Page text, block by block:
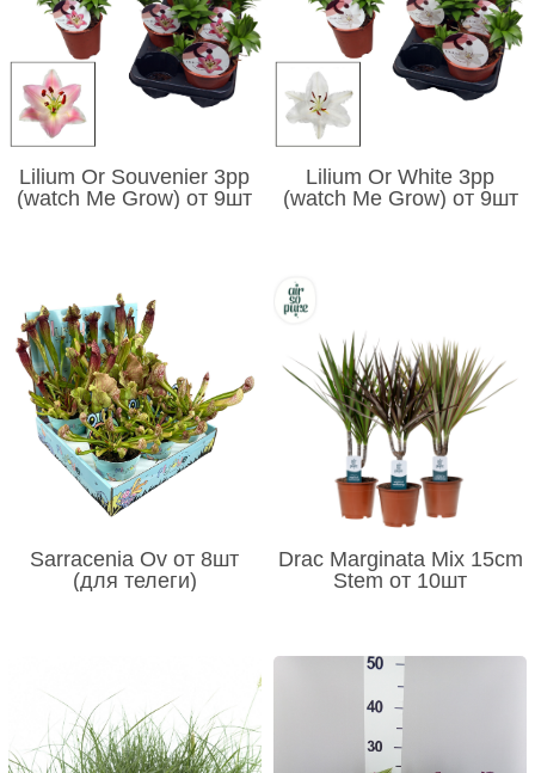
Lilium Or Souvenier 3pp
(watch Me Grow) от 9шт
Lilium Or White 3pp
(watch Me Grow) от 9шт
Sarracenia Ov от 8шт
(для телеги)
Drac Marginata Mix 15cm
Stem от 10шт